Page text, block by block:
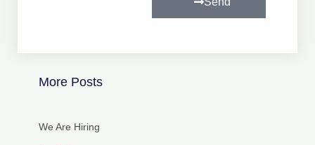
More Posts
We Are Hiring